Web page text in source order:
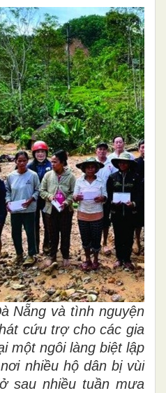
Nẵng và tình nguyện
cứu trợ cho các gia
một ngôi làng biệt lập
nhiều hộ dân bị vùi
sau nhiều tuần mưa